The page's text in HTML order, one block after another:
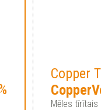
Copper
Mēles tīrītais